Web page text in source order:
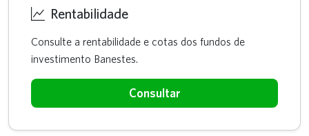
Rentabilidade
Consulte a rentabilidade e cotas dos fundos de
investimento Banestes.
Consultar